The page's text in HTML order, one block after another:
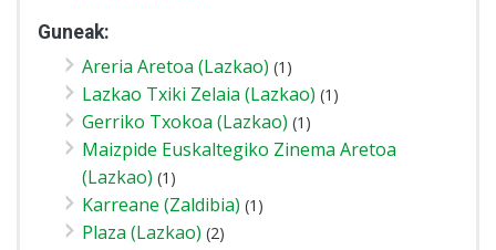
Guneak:
Areria Aretoa (Lazkao) (1)
Lazkao Txiki Zelaia (Lazkao) (1)
Gerriko Txokoa (Lazkao) (1)
Maizpide Euskaltegiko Zinema Aretoa
(Lazkao) (1)
Karreane (Zaldibia) (1)
Plaza (Lazkao) (2)